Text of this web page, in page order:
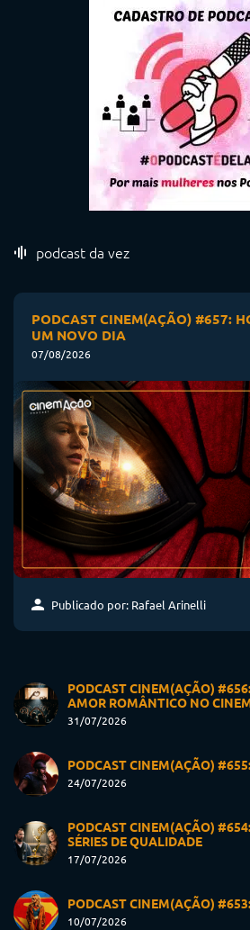
podcast da vez
PODCAST CINEM(AÇÃO) #657:
UM NOVO DIA
07/08/2026
Publicado por: Rafael Arinelli
PODCAST CINEM(AÇÃO)
AMOR ROMÂNTICO NO
31/07/2026
PODCAST CINEM(AÇÃO)
24/07/2026
PODCAST CINEM(AÇÃO)
SÉRIES DE QUALIDADE
17/07/2026
PODCAST CINEM(AÇÃO)
10/07/2026